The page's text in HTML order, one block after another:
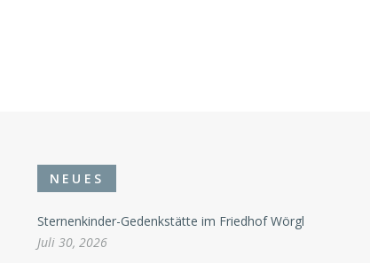
NEUES
Sternenkinder-Gedenkstätte im Friedhof Wörgl
Juli 30, 2026